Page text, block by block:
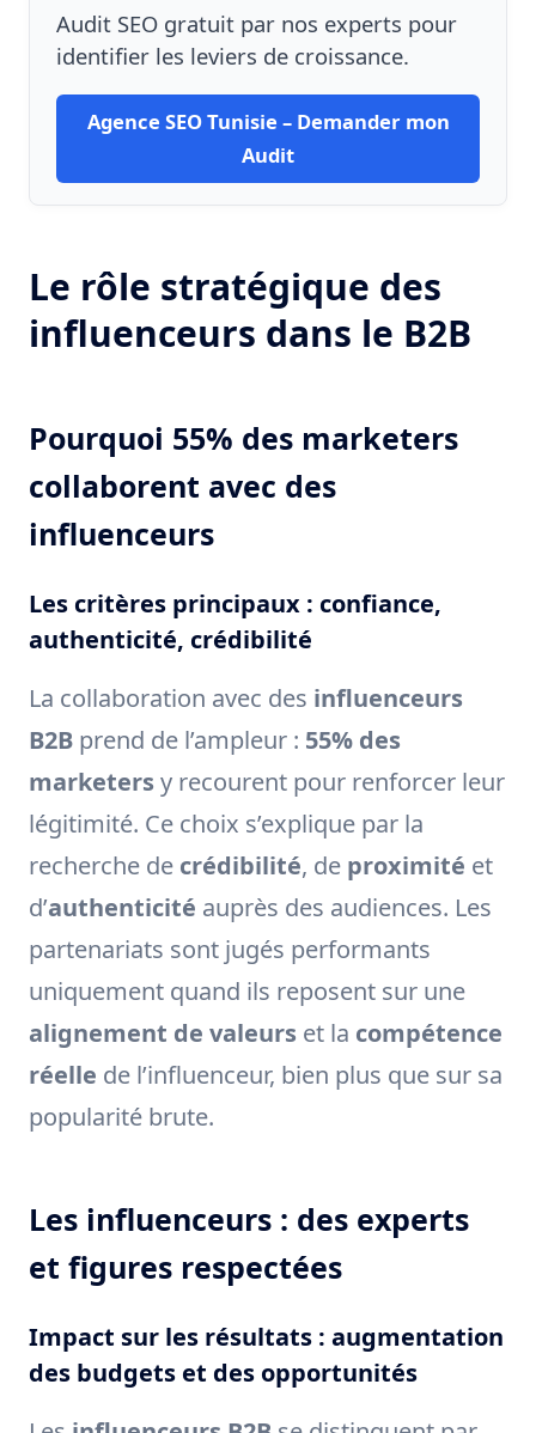
Audit SEO gratuit par nos experts pour
identifier les leviers de croissance.
Agence SEO Tunisie – Demander mon
Audit
Le rôle stratégique des
influenceurs dans le B2B
Pourquoi 55% des marketers
collaborent avec des
influenceurs
Les critères principaux : confiance,
authenticité, crédibilité
La collaboration avec des influenceurs
B2B prend de l’ampleur : 55% des
marketers y recourent pour renforcer leur
légitimité. Ce choix s’explique par la
recherche de crédibilité, de proximité et
d’authenticité auprès des audiences. Les
partenariats sont jugés performants
uniquement quand ils reposent sur une
alignement de valeurs et la compétence
réelle de l’influenceur, bien plus que sur sa
popularité brute.
Les influenceurs : des experts
et figures respectées
Impact sur les résultats : augmentation
des budgets et des opportunités